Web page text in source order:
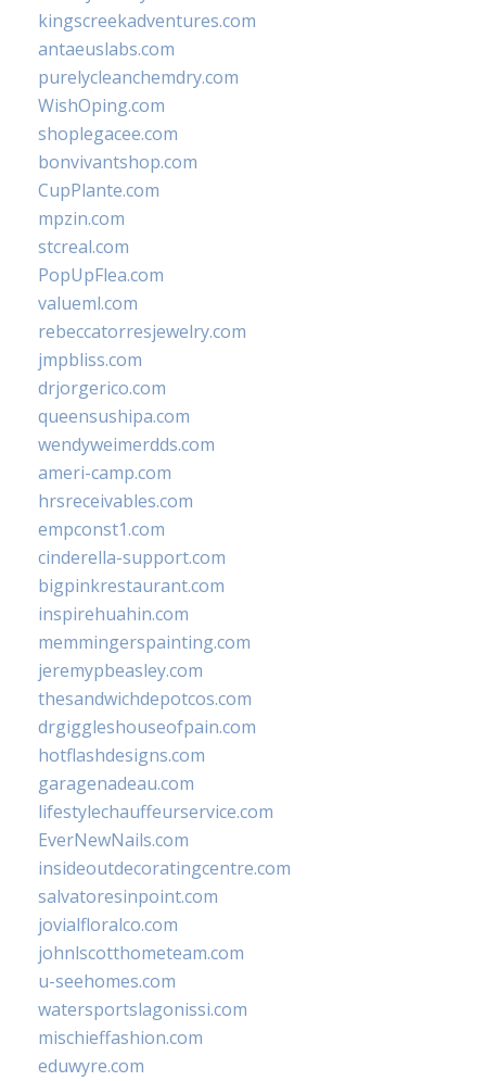
kingscreekadventures.com
antaeuslabs.com
purelycleanchemdry.com
WishOping.com
shoplegacee.com
bonvivantshop.com
CupPlante.com
mpzin.com
stcreal.com
PopUpFlea.com
valueml.com
rebeccatorresjewelry.com
jmpbliss.com
drjorgerico.com
queensushipa.com
wendyweimerdds.com
ameri-camp.com
hrsreceivables.com
empconst1.com
cinderella-support.com
bigpinkrestaurant.com
inspirehuahin.com
memmingerspainting.com
jeremypbeasley.com
thesandwichdepotcos.com
drgiggleshouseofpain.com
hotflashdesigns.com
garagenadeau.com
lifestylechauffeurservice.com
EverNewNails.com
insideoutdecoratingcentre.com
salvatoresinpoint.com
jovialfloralco.com
johnlscotthometeam.com
u-seehomes.com
watersportslagonissi.com
mischieffashion.com
eduwyre.com